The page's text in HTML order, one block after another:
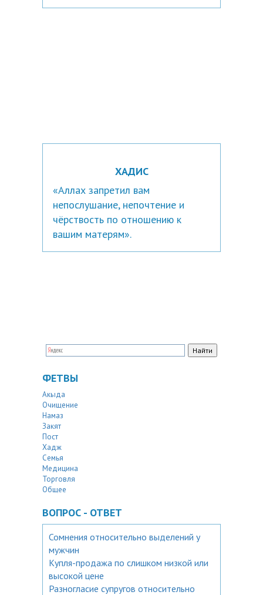
ХАДИС
«Аллах запретил вам
непослушание, непочтение и
чёрствость по отношению к
вашим матерям».
ФЕТВЫ
Акыда
Очищение
Намаз
Закят
Пост
Хадж
Семья
Медицина
Торговля
Общее
ВОПРОС - ОТВЕТ
Сомнения относительно выделений у
мужчин
Купля-продажа по слишком низкой или
высокой цене
Разногласие супругов относительно